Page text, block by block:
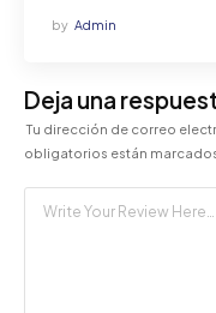
by Admin
Deja una
Tu dirección de correo
obligatorios están